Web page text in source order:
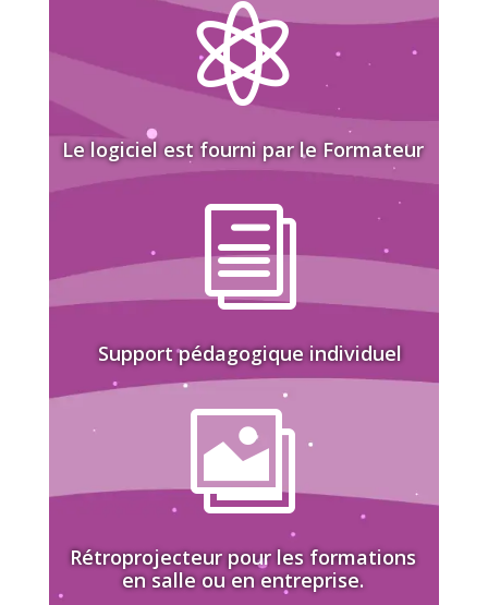

Le logiciel est fourni par le Formateur
i
Support pédagogique individuel

Rétroprojecteur pour les formations
en salle ou en entreprise.